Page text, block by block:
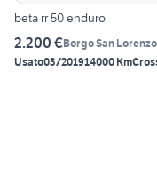
beta rr 50 enduro
2.200 €Borgo San Lorenzo
Usato03/201914000 Km